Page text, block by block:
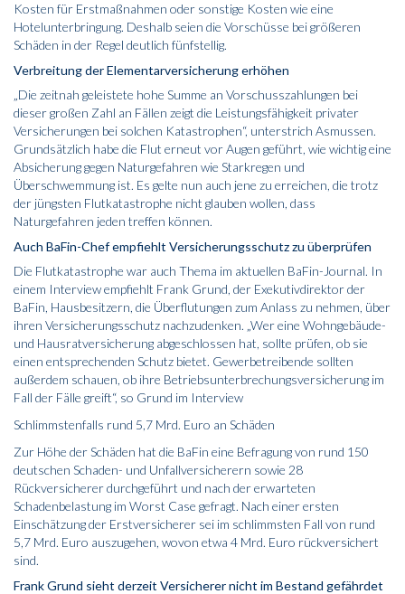
Kosten für Erstmaßnahmen oder sonstige Kosten wie eine
Hotelunterbringung. Deshalb seien die Vorschüsse bei größeren
Schäden in der Regel deutlich fünfstellig.
Verbreitung der Elementarversicherung erhöhen
„Die zeitnah geleistete hohe Summe an Vorschusszahlungen bei
dieser großen Zahl an Fällen zeigt die Leistungsfähigkeit privater
Versicherungen bei solchen Katastrophen“, unterstrich Asmussen.
Grundsätzlich habe die Flut erneut vor Augen geführt, wie wichtig eine
Absicherung gegen Naturgefahren wie Starkregen und
Überschwemmung ist. Es gelte nun auch jene zu erreichen, die trotz
der jüngsten Flutkatastrophe nicht glauben wollen, dass
Naturgefahren jeden treffen können.
Auch BaFin-Chef empfiehlt Versicherungsschutz zu überprüfen
Die Flutkatastrophe war auch Thema im aktuellen BaFin-Journal. In
einem Interview empfiehlt Frank Grund, der Exekutivdirektor der
BaFin, Hausbesitzern, die Überflutungen zum Anlass zu nehmen, über
ihren Versicherungsschutz nachzudenken. „Wer eine Wohngebäude-
und Hausratversicherung abgeschlossen hat, sollte prüfen, ob sie
einen entsprechenden Schutz bietet. Gewerbetreibende sollten
außerdem schauen, ob ihre Betriebsunterbrechungsversicherung im
Fall der Fälle greift“, so Grund im Interview
Schlimmstenfalls rund 5,7 Mrd. Euro an Schäden
Zur Höhe der Schäden hat die BaFin eine Befragung von rund 150
deutschen Schaden- und Unfallversicherern sowie 28
Rückversicherer durchgeführt und nach der erwarteten
Schadenbelastung im Worst Case gefragt. Nach einer ersten
Einschätzung der Erstversicherer sei im schlimmsten Fall von rund
5,7 Mrd. Euro auszugehen, wovon etwa 4 Mrd. Euro rückversichert
sind.
Frank Grund sieht derzeit Versicherer nicht im Bestand gefährdet